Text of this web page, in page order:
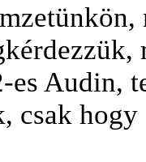
Audin,
csak